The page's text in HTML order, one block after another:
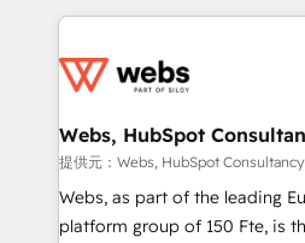
adoption, sales process and
the first time 🔧 Designing and
and build using HubSpot 🔌
with other systems 🎓 Training
HubSpot pros 📊 Lead
HubSpot Why us? - SIX HubSpot Accreditations -
Webs, HubSpot
提供元：Webs, HubSpot
Webs, as part of the leading
platform group of 150 Fte, is the trusted Elite